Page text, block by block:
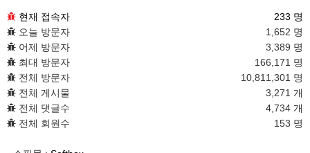
현재 접속자
233 명
오늘 방문자
1,652 명
어제 방문자
3,389 명
최대 방문자
166,171 명
전체 방문자
10,811,301 명
전체 게시물
3,271 개
전체 댓글수
4,734 개
전체 회원수
153 명